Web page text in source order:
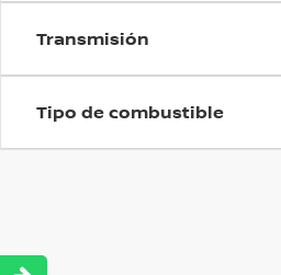
Transmisión
Tipo de combustible